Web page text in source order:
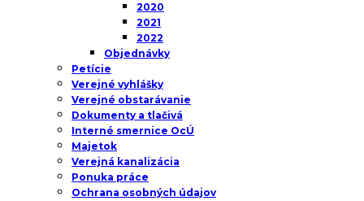
2020
2021
2022
Objednávky
Petície
Verejné vyhlášky
Verejné obstarávanie
Dokumenty a tlačivá
Interné smernice OcÚ
Majetok
Verejná kanalizácia
Ponuka práce
Ochrana osobných údajov